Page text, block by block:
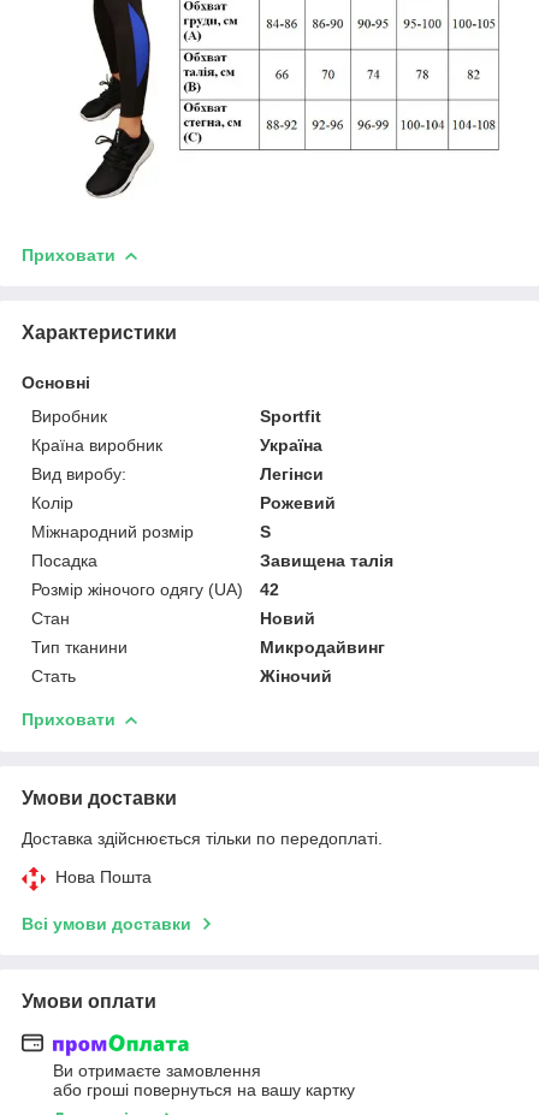
Приховати
Характеристики
Основні
Виробник
Sportfit
Країна виробник
Україна
Вид виробу:
Легінси
Колір
Рожевий
Міжнародний розмір
S
Посадка
Завищена талія
Розмір жіночого одягу (UA)
42
Стан
Новий
Тип тканини
Микродайвинг
Стать
Жіночий
Приховати
Умови доставки
Доставка здійснюється тільки по передоплаті.
Нова Пошта
Всі умови доставки
Умови оплати
Ви отримаєте замовлення
або гроші повернуться на вашу картку